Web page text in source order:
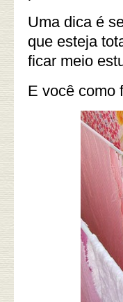
Uma dica é
que esteja
ficar meio
E você como